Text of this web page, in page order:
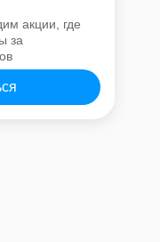
акции, где
за